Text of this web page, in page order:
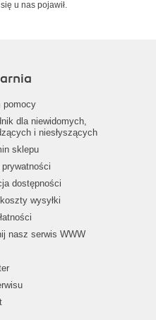
u nas pojawił.
pomocy
dla niewidomych,
i niesłyszących
sklepu
dostępności
wysyłki
nasz serwis WWW